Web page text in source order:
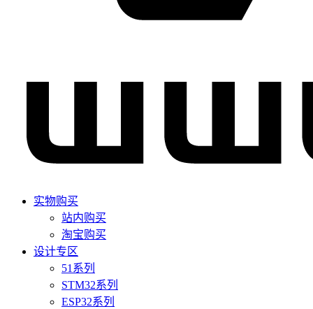
实物购买
站内购买
淘宝购买
设计专区
51系列
STM32系列
ESP32系列